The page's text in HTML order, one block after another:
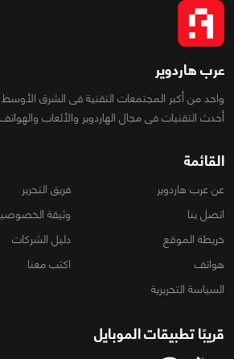
عرب هاردوير
واحد من أكبر المجتمعات التقنية فى الشرق
أحدث التقنيات فى مجال الهاردوير والألعاب والهواتف
القائمة
عن عرب هاردوير
فريق التحرير
اتصل بنا
وثيقة
خريطة الموقع
دليل الشركات
هواتف
اكتب معنا
السياسة التحريرية
قريبًا تطبيقات الموبايل